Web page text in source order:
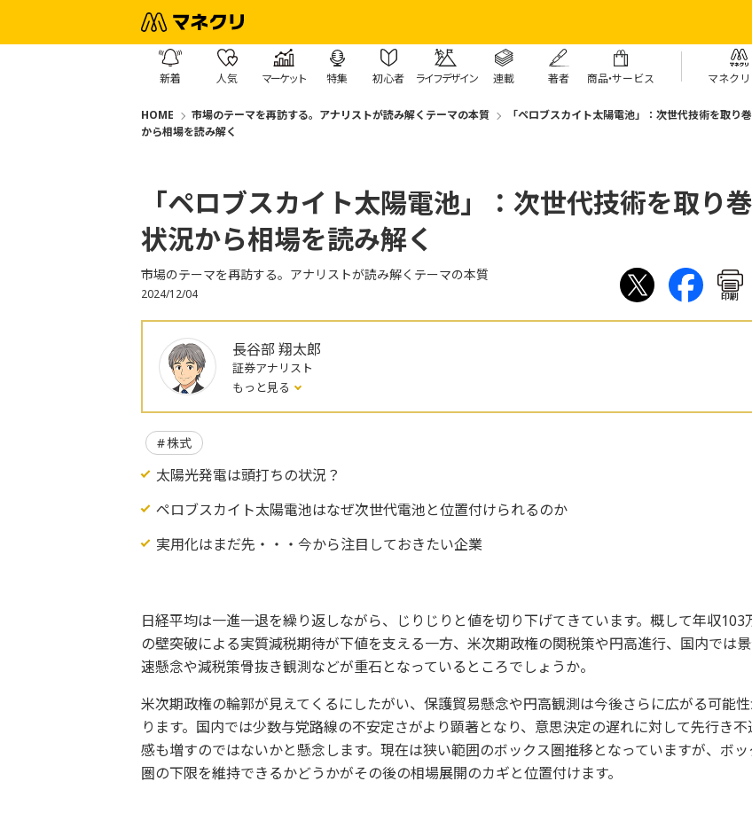
新着 人気 マーケット 特集 初心者 ライフデザイン 連載 著者 商品・サービス マネク
HOME 市場のテーマを再訪する。アナリストが読み解くテーマの本質
「ペロブスカイト太陽電池」：次世代技術を取り
から相場を読み解く
「ペロブスカイト太陽電池」：次世代技術を取り
状況から相場を読み解く
市場のテーマを再訪する。アナリストが読み解くテーマの本質
2024/12/04 印刷
長谷部 翔太郎
証券アナリスト
もっと見る
株式
太陽光発電は頭打ちの状況？
ペロブスカイト太陽電池はなぜ次世代電池と位置付けられるのか
実用化はまだ先・・・今から注目しておきたい企業
日経平均は一進一退を繰り返しながら、じりじりと値を切り下げてきています。概して年収103
の壁突破による実質減税期待が下値を支える一方、米次期政権の関税策や円高進行、国内では
速懸念や減税策骨抜き観測などが重石となっているところでしょうか。
米次期政権の輪郭が見えてくるにしたがい、保護貿易懸念や円高観測は今後さらに広がる可能
ります。国内では少数与党路線の不安定さがより顕著となり、意思決定の遅れに対して先行き不
感も増すのではないかと懸念します。現在は狭い範囲のボックス圏推移となっていますが、ボッ
圏の下限を維持できるかどうかがその後の相場展開のカギと位置付けます。